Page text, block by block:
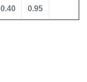
0.95
0.40